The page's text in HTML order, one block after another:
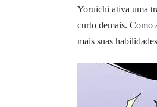
Yoruichi ativa uma
curto demais. Como
mais suas